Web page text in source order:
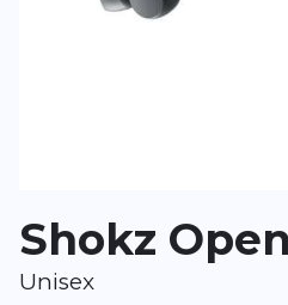
Dieses Formular ist durch
Shokz
Unisex